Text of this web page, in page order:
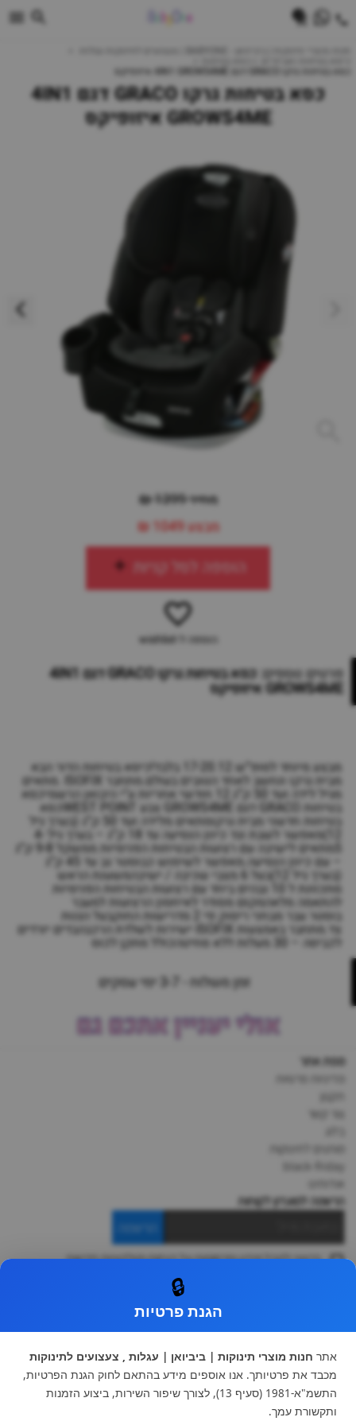
כסא בטיחות גרקו GRACO דגם 4IN1
GROWS4ME איזופיקס
מחיר 1399 ₪
מבצע1049 ₪
הוספה לסל קניות
הוספה ל-wishlist
פרטים נוספים: כסא בטיחות גרקו GRACO דגם 4IN1
GROWS4ME איזופיקס
מבצע מיוחד לסופ”ש 17-20.12 בלבד!כיסא בטיחות הדור הבא
מבית גרקו ונחשב לאחד הטובים בעולם.מתחבר ISOFIX .מתאים
מגיל לידה ועד 50 ק”ג.12 חודשי אחריות ע"י היבואן הרשמיכסא
בטיחות GRACO דגם GROWS4ME צבע WEST POINTכסא
בטיחות חדשני מבית גרקומתאים מלידה ועד 50 ק”ג (בערך גיל
12)מאפשר לשבת נגד כיוון הנסיעה עד 18 ק”ג – בערך גיל 4-
5מתאים לישיבה עם רצועות הבטיחות הפנימיות ממשקל 9-8 ק”ג
(בערך גיל 12)בעל 6 מצבי שכיבה / ישיבהמשענת הראש
מתכוונת ל 10 גבהים ביחד עם רצועות הבטיחות הפנימיות
להתאמה מלאהמקום מסודר לאיחסון הרצועות למעבר
בוסטר.עבר מבחני ריסוק פי 2 מדרישות החוקבעל הגנות
צד.מתחבר באמצעות ISOFIX ישירות לשלדת הרכבהבדים יורדים
לכביסה – 30 מעלות ללא סחיטהכולל מתקן לכוס
זמן משלוח - 3-7 ימי עסקים
אולי יעניין אתכם גם
מפת אתר
צור קשר
מותגים לתינוקות
black-friday
אודותינו
הרשמה למועדון לקוחות
הרשמה
ברצוני לקבל מידע ופרסומות על הנחות וקולקציות חדשות
עגלות וטיולונים
כיסא בטיחות ואביזרים
ריהוט לתינוקות
מצעים למיטת תינוק וטקסטיל
צעצועי ילדים
על גלגלים
הנקה והאכלה
🔒
הגנת פרטיות
אתר חנות מוצרי תינוקות | ביביואן | עגלות , צעצועים לתינוקות
מכבד את פרטיותך. אנו אוספים מידע בהתאם לחוק הגנת הפרטיות,
התשמ"א-1981 (סעיף 13), לצורך שיפור השירות, ביצוע הזמנות
ותקשורת עמך.